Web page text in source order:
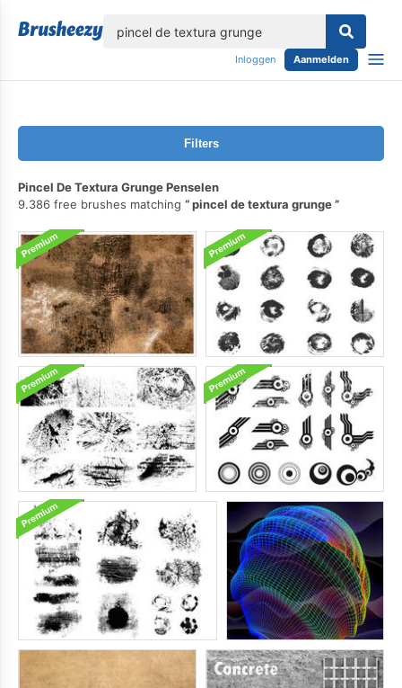
Inloggen Aanmelden
Filters
Pincel De Textura Grunge Penselen
9.386 free brushes matching
pincel de textura grunge